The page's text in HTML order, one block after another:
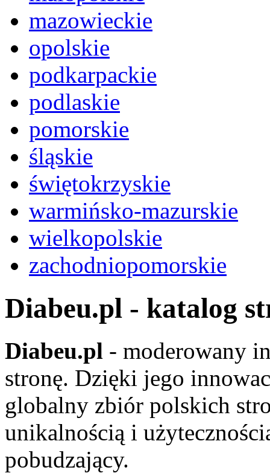
mazowieckie
opolskie
podkarpackie
podlaskie
pomorskie
śląskie
świętokrzyskie
warmińsko-mazurskie
wielkopolskie
zachodniopomorskie
Diabeu.pl - katalog
Diabeu.pl - moderowany
stronę. Dzięki jego
globalny zbiór polskich
unikalnością i
pobudzający.